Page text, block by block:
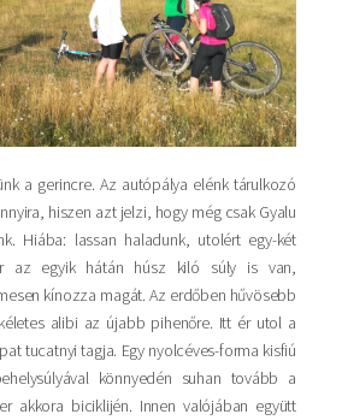
a gerincre. Az autópálya elénk tárulkozó
hiszen azt jelzi, hogy még csak Gyalu
Hiába: lassan haladunk, utolért egy-két
az egyik hátán húsz kiló súly is van,
kínozza magát. Az erdőben hűvösebb
alibi az újabb pihenőre. Itt ér utol a
tucatnyi tagja. Egy nyolcéves-forma kisfiú
könnyedén suhan tovább a
akkora biciklijén. Innen valójában együtt